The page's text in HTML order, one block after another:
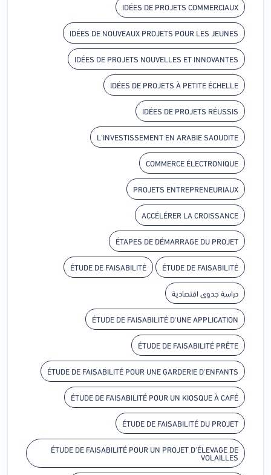
IDÉES DE PROJETS COMMERCIAUX
IDÉES DE NOUVEAUX PROJETS POUR LES JEUNES
IDÉES DE PROJETS NOUVELLES ET INNOVANTES
IDÉES DE PROJETS À PETITE ÉCHELLE
IDÉES DE PROJETS RÉUSSIS
L'INVESTISSEMENT EN ARABIE SAOUDITE
COMMERCE ÉLECTRONIQUE
PROJETS ENTREPRENEURIAUX
ACCÉLÉRER LA CROISSANCE
ÉTAPES DE DÉMARRAGE DU PROJET
ÉTUDE DE FAISABILITÉ
ÉTUDE DE FAISABILITÉ
دراسة جدوى اقتصادية
ÉTUDE DE FAISABILITÉ D'UNE APPLICATION
ÉTUDE DE FAISABILITÉ PRÊTE
ÉTUDE DE FAISABILITÉ POUR UNE GARDERIE D'ENFANTS
ÉTUDE DE FAISABILITÉ POUR UN KIOSQUE À CAFÉ
ÉTUDE DE FAISABILITÉ DU PROJET
ÉTUDE DE FAISABILITÉ POUR UN PROJET D'ÉLEVAGE DE
VOLAILLES